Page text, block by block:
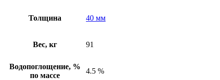
Толщина 40 мм
Вес, кг 91
Водопоглощение, %
по массе
4.5 %